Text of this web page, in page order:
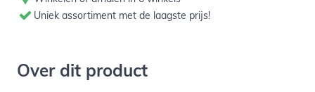
Uniek assortiment met de laagste prijs!
Over dit product